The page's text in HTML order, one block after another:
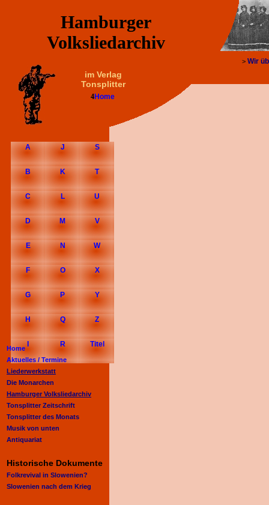
> Wir
A J S
B K T
C L U
D M V
E N W
F O X
G P Y
H Q Z
I R Titel
Home
Aktuelles / Termine
Liederwerkstatt
Die Monarchen
Hamburger Volksliedarchiv
Tonsplitter Zeitschrift
Tonsplitter des Monats
Musik von unten
Antiquariat
Historische Dokumente
Folkrevival in Slowenien?
Slowenien nach dem Krieg
Hamburger
Volksliedarchiv
im Verlag
Tonsplitter
4Home